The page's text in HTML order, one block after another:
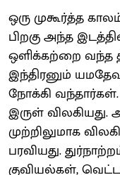
ஒரு முகூர்த்த
பிறகு அந்த
ஒளிக்கற்றை வந்த
இந்திரனும்
நோக்கி
இருள் விலகியது.
முற்றிலுமாக
பரவியது.
குவியல்கள்,